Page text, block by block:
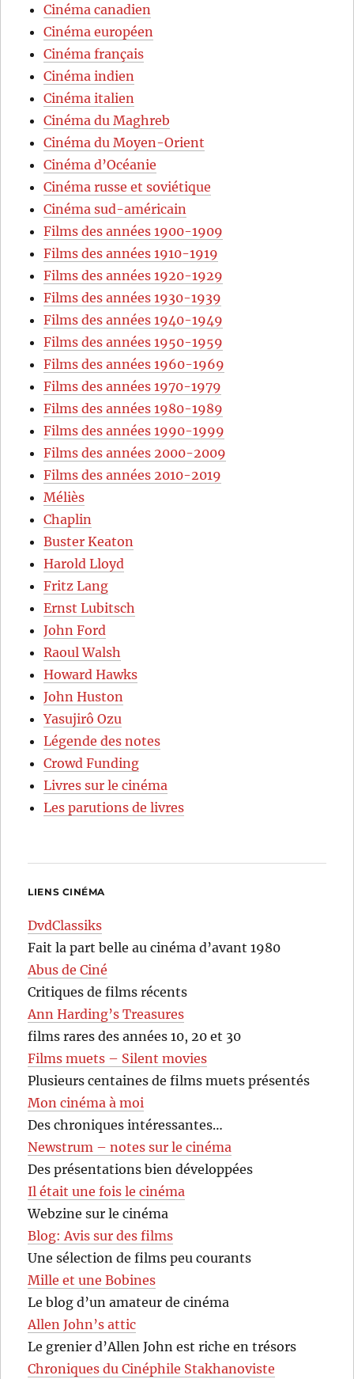
Cinéma canadien
Cinéma européen
Cinéma français
Cinéma indien
Cinéma italien
Cinéma du Maghreb
Cinéma du Moyen-Orient
Cinéma d’Océanie
Cinéma russe et soviétique
Cinéma sud-américain
Films des années 1900-1909
Films des années 1910-1919
Films des années 1920-1929
Films des années 1930-1939
Films des années 1940-1949
Films des années 1950-1959
Films des années 1960-1969
Films des années 1970-1979
Films des années 1980-1989
Films des années 1990-1999
Films des années 2000-2009
Films des années 2010-2019
Méliès
Chaplin
Buster Keaton
Harold Lloyd
Fritz Lang
Ernst Lubitsch
John Ford
Raoul Walsh
Howard Hawks
John Huston
Yasujirô Ozu
Légende des notes
Crowd Funding
Livres sur le cinéma
Les parutions de livres
LIENS CINÉMA
DvdClassiks
Fait la part belle au cinéma d’avant 1980
Abus de Ciné
Critiques de films récents
Ann Harding’s Treasures
films rares des années 10, 20 et 30
Films muets – Silent movies
Plusieurs centaines de films muets présentés
Mon cinéma à moi
Des chroniques intéressantes…
Newstrum – notes sur le cinéma
Des présentations bien développées
Il était une fois le cinéma
Webzine sur le cinéma
Blog: Avis sur des films
Une sélection de films peu courants
Mille et une Bobines
Le blog d’un amateur de cinéma
Allen John’s attic
Le grenier d’Allen John est riche en trésors
Chroniques du Cinéphile Stakhanoviste